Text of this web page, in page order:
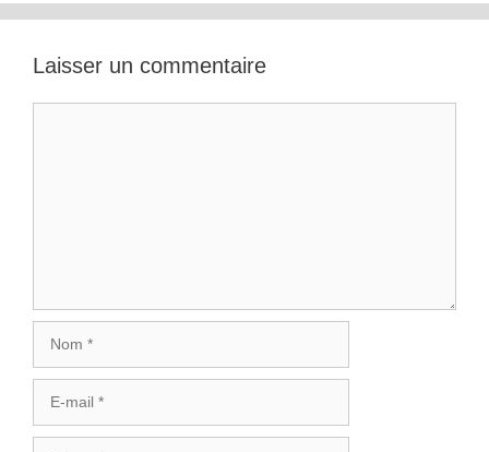
Laisser un commentaire
mail